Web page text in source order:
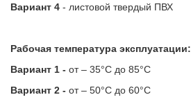
Вариант 4 - листовой твердый ПВХ
Рабочая температура эксплуатации:
Вариант 1 - от – 35°С до 85°С
Вариант 2 - от – 50°С до 60°С